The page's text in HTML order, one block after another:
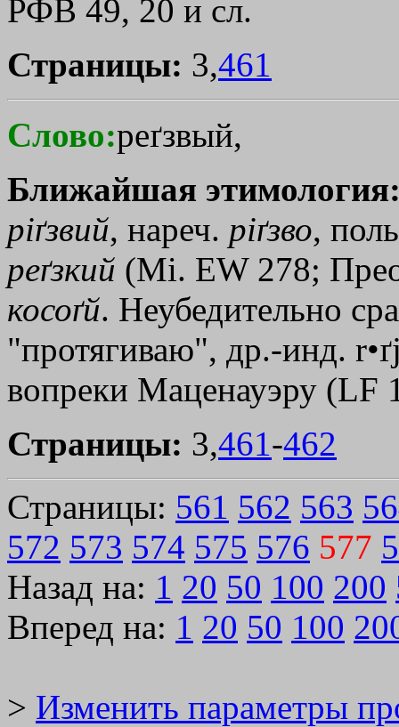
РФВ 49, 20 и сл.
Страницы: 3,461
Слово:реґзвый,
Ближайшая
рiґзвий, нареч. рiґзво,
реґзкий (Мi. ЕW 278;
косоґй. Неубедительно
"протягиваю", др.-инд.
вопреки Маценауэру (LF
Страницы: 3,461-462
Страницы: 561 562 563
572 573 574 575 576 577
Назад на: 1 20 50 100 200
Вперед на: 1 20 50 100
> Изменить параметры